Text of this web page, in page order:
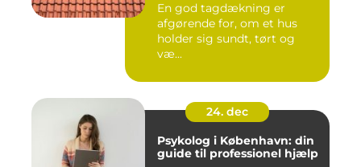
En god tagdækning er
afgørende for, om et hus
holder sig sundt, tørt og
væ...
24. dec
Psykolog i København: din
guide til professionel hjælp